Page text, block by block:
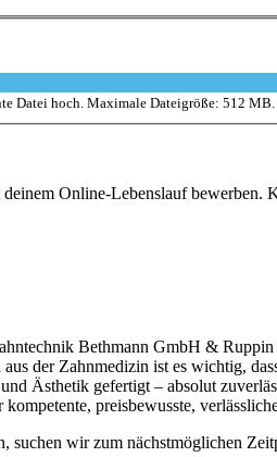
Datei hoch. Maximale Dateigröße: 512 MB.
Online-Lebenslauf
Bethmann GmbH &
der Zahnmedizin ist es wichtig,
Ästhetik gefertigt – absolut
preisbewusste,
suchen wir zum nächstmöglichen